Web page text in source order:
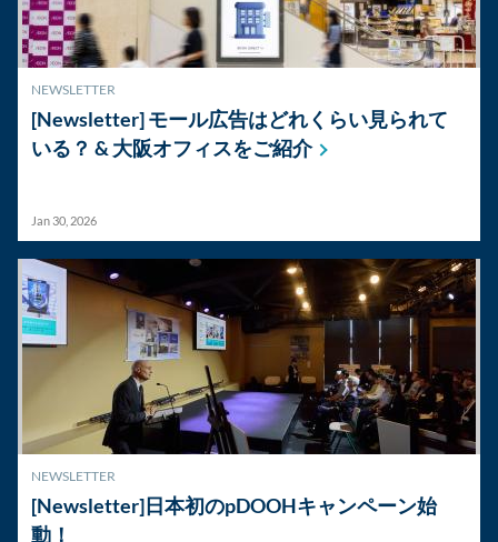
NEWSLETTER
[Newsletter] モール広告はどれくらい見られて
いる？ & 大阪オフィスをご紹介
Jan 30, 2026
NEWSLETTER
[Newsletter]日本初のpDOOHキャンペーン始
動！